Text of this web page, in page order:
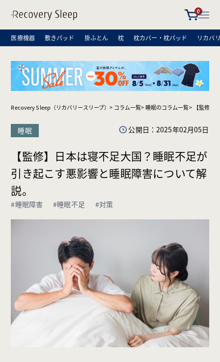
0
医療機器 敷きパッド 掛ふとん 枕 枕カバー・枕パッド リカバ
Recovery Sleep（リカバリースリープ） コラム一覧 睡眠のコラム一覧 【監修】
睡眠 公開日：2025年02月05日
【監修】日本は寝不足大国？睡眠不足が
引き起こす悪影響と睡眠障害について解
説。
#睡眠障害 #睡眠不足 #対策